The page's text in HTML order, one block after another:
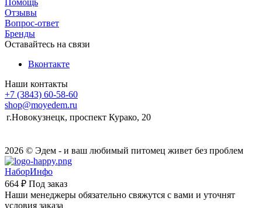
Помощь
Отзывы
Вопрос-ответ
Бренды
Оставайтесь на связи
Вконтакте
Наши контакты
+7 (3843) 60-58-60
shop@moyedem.ru
г.Новокузнецк, проспект Курако, 20
2026 © Эдем - и ваш любимый питомец живет без проблем
НаборИнфо
664 ₽ Под заказ
Наши менеджеры обязательно свяжутся с вами и уточнят
условия заказа